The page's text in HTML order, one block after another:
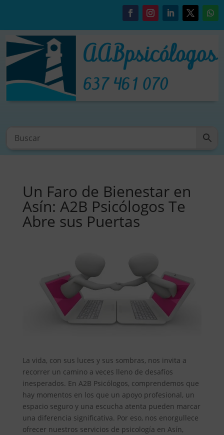
Un Faro de Bienestar en
Asín: A2B Psicólogos Te
Abre sus Puertas
La vida, con sus luces y sus sombras, nos invita a
recorrer un camino a veces lleno de desafíos
inesperados. En A2B Psicólogos, comprendemos que
hay momentos en los que un apoyo profesional, un
espacio seguro y una escucha atenta pueden marcar
una diferencia significativa. Por eso, nos enorgullece
ofrecer nuestros servicios de psicología en Asín,